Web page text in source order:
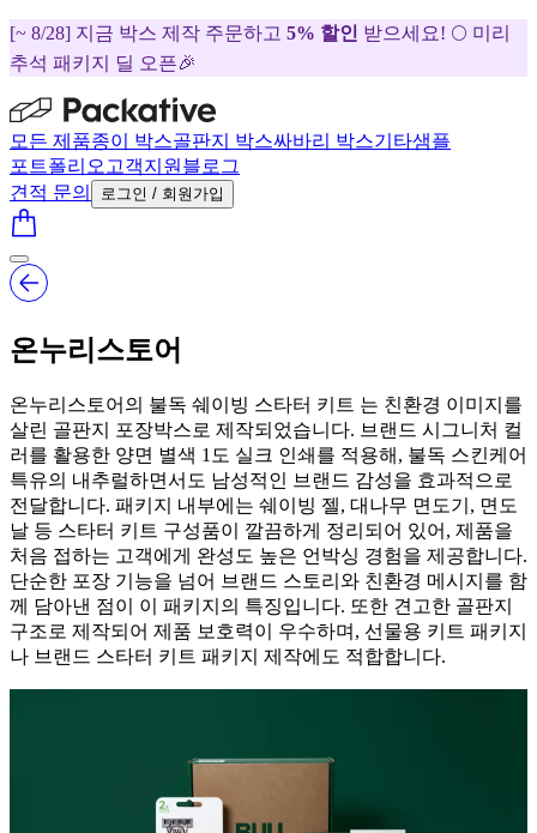
[~ 8/28] 지금 박스 제작 주문하고 5% 할인 받으세요! 🌕 미리
추석 패키지 딜 오픈🎉
모든 제품종이 박스골판지 박스싸바리 박스기타샘플
포트폴리오 고객지원 블로그
견적 문의
로그인 / 회원가입
온누리스토어
온누리스토어의 불독 쉐이빙 스타터 키트 는 친환경 이미지를
살린 골판지 포장박스로 제작되었습니다. 브랜드 시그니처 컬
러를 활용한 양면 별색 1도 실크 인쇄를 적용해, 불독 스킨케어
특유의 내추럴하면서도 남성적인 브랜드 감성을 효과적으로
전달합니다. 패키지 내부에는 쉐이빙 젤, 대나무 면도기, 면도
날 등 스타터 키트 구성품이 깔끔하게 정리되어 있어, 제품을
처음 접하는 고객에게 완성도 높은 언박싱 경험을 제공합니다.
단순한 포장 기능을 넘어 브랜드 스토리와 친환경 메시지를 함
께 담아낸 점이 이 패키지의 특징입니다. 또한 견고한 골판지
구조로 제작되어 제품 보호력이 우수하며, 선물용 키트 패키지
나 브랜드 스타터 키트 패키지 제작에도 적합합니다.